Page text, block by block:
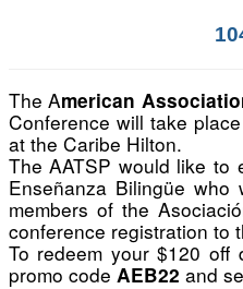
The American
Conference will take
at the Caribe Hilton.
The AATSP would like to
Enseñanza Bilingüe
members of the
conference registration to
To redeem your $120 off
promo codeAEB22 and